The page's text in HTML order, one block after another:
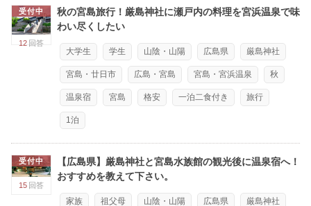
受付中
12 回答
秋の宮島旅行！厳島神社に瀬戸内の料理を宮浜温泉で味
わい尽くしたい
大学生 学生 山陰・山陽 広島県 厳島神社
宮島・廿日市 広島・宮島 宮島・宮浜温泉 秋
温泉宿 宮島 格安 一泊二食付き 旅行
1泊
受付中
15 回答
【広島県】厳島神社と宮島水族館の観光後に温泉宿へ！
おすすめを教えて下さい。
家族 祖父母 山陰・山陽 広島県 厳島神社